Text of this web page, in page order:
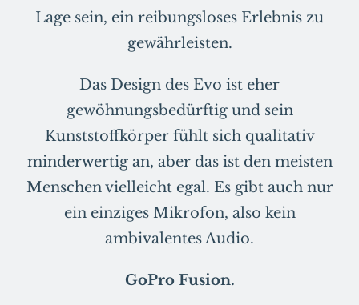
Lage sein, ein reibungsloses Erlebnis zu
gewährleisten.
Das Design des Evo ist eher
gewöhnungsbedürftig und sein
Kunststoffkörper fühlt sich qualitativ
minderwertig an, aber das ist den meisten
Menschen vielleicht egal. Es gibt auch nur
ein einziges Mikrofon, also kein
ambivalentes Audio.
GoPro Fusion.